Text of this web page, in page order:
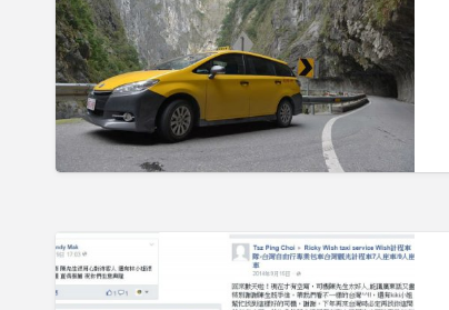
夜.3
天
兩
夜
台
一
日
擇-
DAVID
車
隊
車
隊
台
灣
遊.Airport
接
送
台
灣